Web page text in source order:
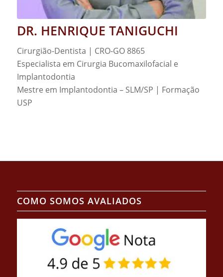
DR. HENRIQUE TANIGUCHI
Cirurgião-Dentista | CRO-GO 8865
Especialista em Cirurgia Bucomaxilofacial e
Implantodontia
Mestre em Implantodontia – SLM/SP | Formação
USP
COMO SOMOS AVALIADOS